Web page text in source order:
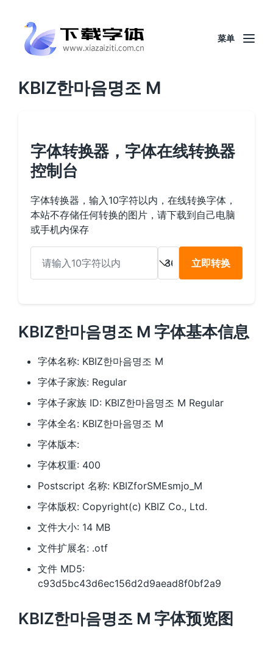
菜单
KBIZ한마음명조 M
字体转换器，字体在线转换器
控制台
字体转换器，输入10字符以内，在线转换字体，
本站不存储任何转换的图片，请下载到自己电脑
或手机内保存
立即转换
KBIZ한마음명조 M 字体基本信息
字体名称: KBIZ한마음명조 M
字体子家族: Regular
字体子家族 ID: KBIZ한마음명조 M Regular
字体全名: KBIZ한마음명조 M
字体版本:
字体权重: 400
Postscript 名称: KBIZforSMEsmjo_M
字体版权: Copyright(c) KBIZ Co., Ltd.
文件大小: 14 MB
文件扩展名: .otf
文件 MD5:
c93d5bc43d6ec156d2d9aead8f0bf2a9
KBIZ한마음명조 M 字体预览图